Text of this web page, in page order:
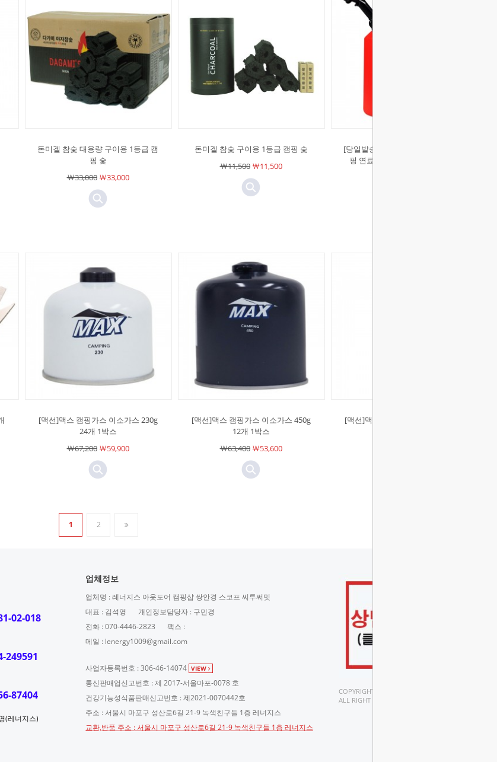
돈미겔 참숯 대용량 구이용 1등급 캠
핑 숯
￦33,000￦33,000
돈미겔 참숯 구이용 1등급 캠핑 숯
￦11,500￦11,500
[당일발송][노마드]씨플로 제리캔 캠
핑 연료통 기름통 등유통 10L (N-
[맥선]맥스 캠핑가스 이소가스 230g
24개 1박스
￦67,200￦59,900
[맥선]맥스 캠핑가스 이소가스 450g
12개 1박스
￦63,400￦53,600
[맥선]맥스 프리미엄 부탄가스 220g
1 2
02-018
249591
87404
(레너지스)
업체정보
업체명 : 레너지스 아웃도어 캠핑샵 쌍안경 스코프 씨투써밋
대표 : 김석영
개인정보담당자 : 구민경
전화 : 070-4446-2823
팩스 :
메일 : lenergy1009@gmail.com
사업자등록번호 : 306-46-14074 VIEW
통신판매업신고번호 : 제 2017-서울마포-0078 호
건강기능성식품판매신고번호 : 제2021-0070442호
주소 : 서울시 마포구 성산로6길 21-9 녹색친구들 1층 레너지스
교환,반품 주소 : 서울시 마포구 성산로6길 21-9 녹색친구들 1층 레너지스
COPYRIGHT(C).
ALL RIGHT RESERVED.